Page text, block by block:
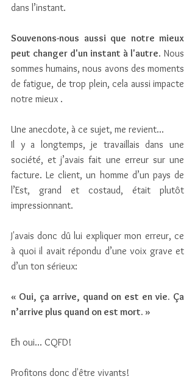
dans l’instant.
Souvenons-nous aussi que notre mieux
peut changer d'un instant à l'autre. Nous
sommes humains, nous avons des moments
de fatigue, de trop plein, cela aussi impacte
notre mieux .
Une anecdote, à ce sujet, me revient...
Il y a longtemps, je travaillais dans une
société, et j’avais fait une erreur sur une
facture. Le client, un homme d’un pays de
l’Est, grand et costaud, était plutôt
impressionnant.
J'avais donc dû lui expliquer mon erreur, ce
à quoi il avait répondu d’une voix grave et
d’un ton sérieux:
« Oui, ça arrive, quand on est en vie. Ça
n’arrive plus quand on est mort. »
Eh oui... CQFD!
Profitons donc d'être vivants!